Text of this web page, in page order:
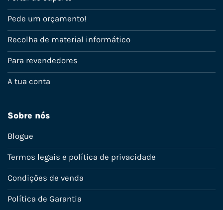
Pede um orçamento!
Recolha de material informático
Para revendedores
A tua conta
Sobre nós
Blogue
Termos legais e política de privacidade
Condições de venda
Política de Garantia